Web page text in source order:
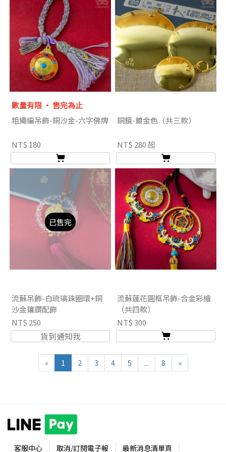
數量有限 ‧ 售完為止
粗繩編吊飾-銅沙金-六字佛牌
NT$ 180
銅鏡-鍍金色（共三款）
NT$ 280 起
已售完
流蘇吊飾-白琉璃珠圈環+銅
沙金鑲鑽配飾
NT$ 250
貨到通知我
流蘇蓮花圓框吊飾-合金彩繪
（共四款）
NT$ 300
« 1 2 3 4 5 ... 8 »
客服中心 取消/訂閱電子報 最新消息清單頁